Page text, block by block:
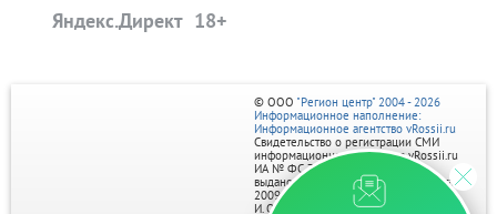
Яндекс.Директ
© ООО "Регион центр" 2004 - 2026
Информационное наполнение:
Информационное агентство vRossii.ru
Свидетельство о регистрации СМИ
информационного агентства vRossii.ru
ИА № ФС 77‑35502
выдано РОСКОМНАДЗОРом 04 марта
2009г.
И. О. Главного редактора Нарыков А. Н.